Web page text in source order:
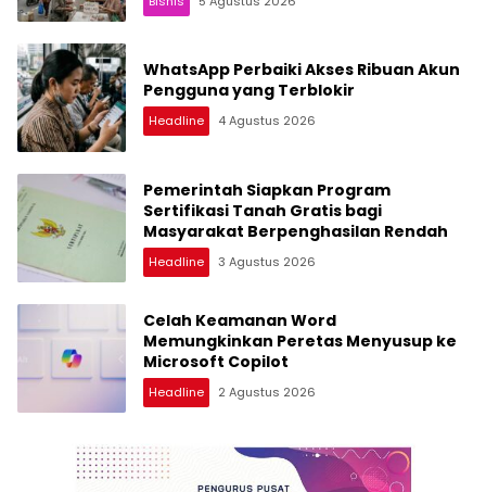
WhatsApp Perbaiki Akses Ribuan Akun
Pengguna yang Terblokir
Headline 4 Agustus 2026
Pemerintah Siapkan Program
Sertifikasi Tanah Gratis bagi
Masyarakat Berpenghasilan Rendah
Headline 3 Agustus 2026
Celah Keamanan Word
Memungkinkan Peretas Menyusup ke
Microsoft Copilot
Headline 2 Agustus 2026